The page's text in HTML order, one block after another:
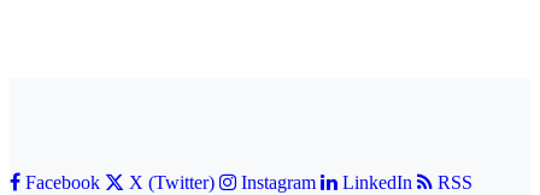
Facebook X (Twitter) Instagram LinkedIn RSS